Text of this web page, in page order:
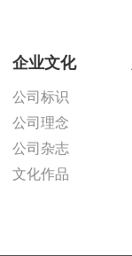
企业文化
公司标识
公司理念
公司杂志
文化作品